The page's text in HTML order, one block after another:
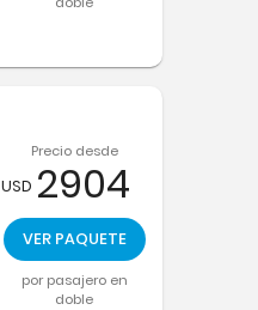
Precio desde
USD 2904
VER PAQUETE
por pasajero en
doble